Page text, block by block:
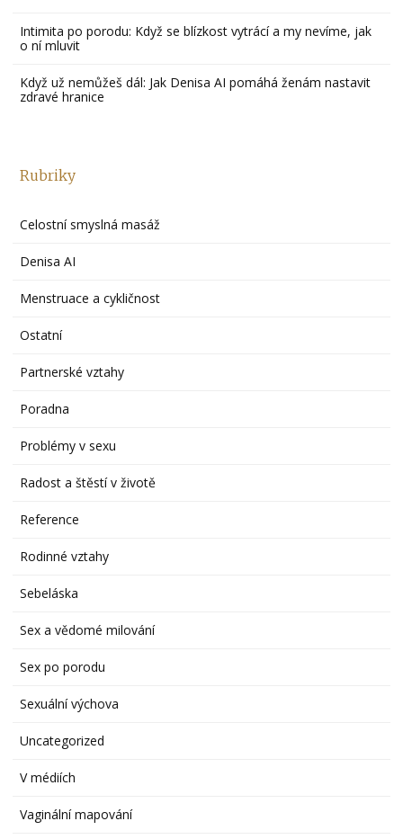
Intimita po porodu: Když se blízkost vytrácí a my nevíme, jak
o ní mluvit
Když už nemůžeš dál: Jak Denisa AI pomáhá ženám nastavit
zdravé hranice
Rubriky
Celostní smyslná masáž
Denisa AI
Menstruace a cykličnost
Ostatní
Partnerské vztahy
Poradna
Problémy v sexu
Radost a štěstí v životě
Reference
Rodinné vztahy
Sebeláska
Sex a vědomé milování
Sex po porodu
Sexuální výchova
Uncategorized
V médiích
Vaginální mapování